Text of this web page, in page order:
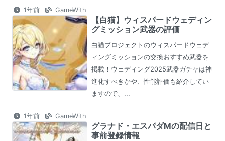
1年前 GameWith
【白猫】ウィスパードウェディン
グミッション武器の評価
白猫プロジェクトのウィスパードウェデ
ィングミッションの交換おすすめ武器を
掲載！ウェディング2025武器ガチャは神
進化すべきかや、性能評価も紹介してい
ますので、...
1年前 GameWith
グラナド・エスパダMの配信日と
事前登録情報